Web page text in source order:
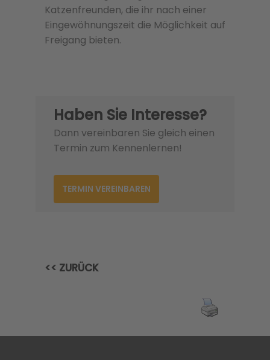
Katzenfreunden, die ihr nach einer
Eingewöhnungszeit die Möglichkeit auf
Freigang bieten.
Haben Sie Interesse?
Dann vereinbaren Sie gleich einen
Termin zum Kennenlernen!
TERMIN VEREINBAREN
<< ZURÜCK